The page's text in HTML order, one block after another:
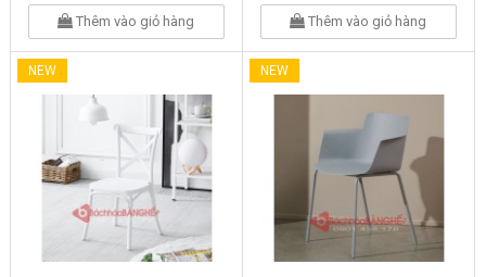
Thêm vào giỏ hàng Thêm vào giỏ hàng
NEW NEW